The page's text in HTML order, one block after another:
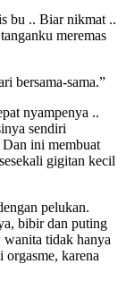
bu .. Biar nikmat ..
meremas
bersama-sama.”
nyampenya ..
sendiri
Dan ini membuat
gigitan kecil
pelukan.
bibir dan puting
tidak hanya
orgasme, karena